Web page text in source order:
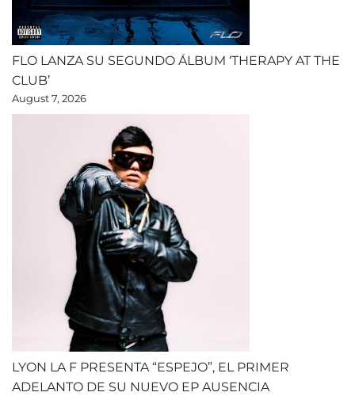
FLO LANZA SU SEGUNDO ÁLBUM ‘THERAPY AT THE
CLUB’
August 7, 2026
LYON LA F PRESENTA “ESPEJO”, EL PRIMER
ADELANTO DE SU NUEVO EP AUSENCIA